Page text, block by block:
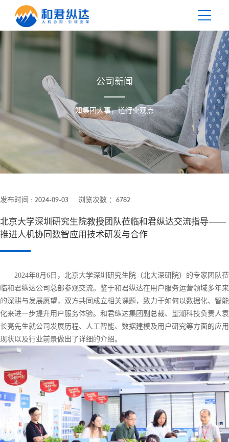
您当前位置： 首页 > 新闻中心
公司新闻
知集团大事，道行业观点
发布时间 : 2024-09-03 浏览次数 ：6782
北京大学深圳研究生院教授团队莅临和君纵达交流指导——
推进人机协同数智应用技术研发与合作
2024年8月6日，北京大学深圳研究生院（北大深研院）的专家团队莅
临和君纵达公司总部参观交流。鉴于和君纵达在用户服务运营领域多年来
的深耕与发展愿望，双方共同成立相关课题，致力于如何以数据化、智能
化来进一步提升用户服务体验。和君纵达集团副总裁、望潮科技负责人袁
长亮先生就公司发展历程、人工智能、数据建模及用户研究等方面的应用
现状以及行业前景做出了详细的介绍。